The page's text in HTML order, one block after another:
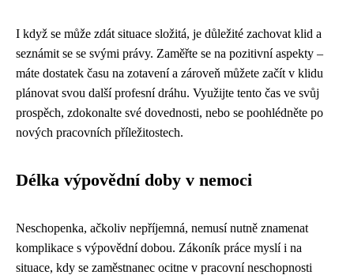
I když se může zdát situace složitá, je důležité zachovat klid a
seznámit se se svými právy. Zaměřte se na pozitivní aspekty –
máte dostatek času na zotavení a zároveň můžete začít v klidu
plánovat svou další profesní dráhu. Využijte tento čas ve svůj
prospěch, zdokonalte své dovednosti, nebo se poohlédněte po
nových pracovních příležitostech.
Délka výpovědní doby v nemoci
Neschopenka, ačkoliv nepříjemná, nemusí nutně znamenat
komplikace s výpovědní dobou. Zákoník práce myslí i na
situace, kdy se zaměstnanec ocitne v pracovní neschopnosti